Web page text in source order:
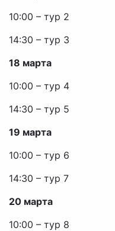
10:00 – тур 2
14:30 – тур 3
18 марта
10:00 – тур 4
14:30 – тур 5
19 марта
10:00 – тур 6
14:30 – тур 7
20 марта
10:00 – тур 8